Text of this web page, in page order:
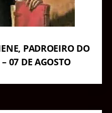
PADROEIRO DO
07 DE AGOSTO